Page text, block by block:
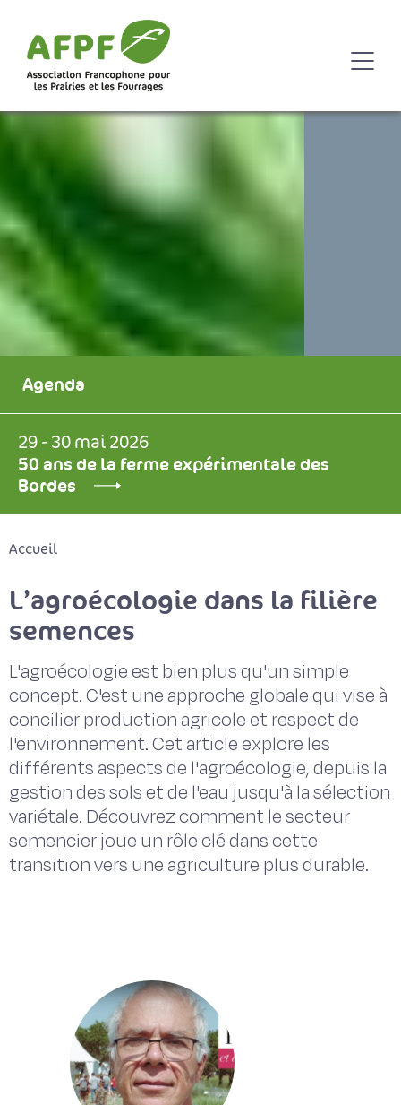
Agenda
29 - 30 mai 2026
50 ans de la ferme expérimentale des
Bordes
Accueil
L’agroécologie dans la filière
semences
L'agroécologie est bien plus qu'un simple
concept. C'est une approche globale qui vise à
concilier production agricole et respect de
l'environnement. Cet article explore les
différents aspects de l'agroécologie, depuis la
gestion des sols et de l'eau jusqu'à la sélection
variétale. Découvrez comment le secteur
semencier joue un rôle clé dans cette
transition vers une agriculture plus durable.